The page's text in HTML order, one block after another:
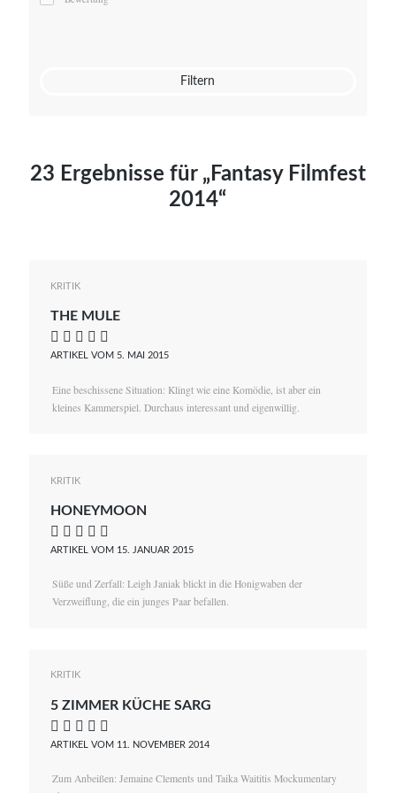
Mato von Vogelstein
Filtern
23 Ergebnisse für „Fantasy Filmfest
2014“
KRITIK
THE MULE
    
ARTIKEL VOM 5. MAI 2015
Eine beschissene Situation: Klingt wie eine Komödie, ist aber ein
kleines Kammerspiel. Durchaus interessant und eigenwillig.
KRITIK
HONEYMOON
    
ARTIKEL VOM 15. JANUAR 2015
Süße und Zerfall: Leigh Janiak blickt in die Honigwaben der
Verzweiflung, die ein junges Paar befallen.
KRITIK
5 ZIMMER KÜCHE SARG
    
ARTIKEL VOM 11. NOVEMBER 2014
Zum Anbeißen: Jemaine Clements und Taika Waititis Mockumentary